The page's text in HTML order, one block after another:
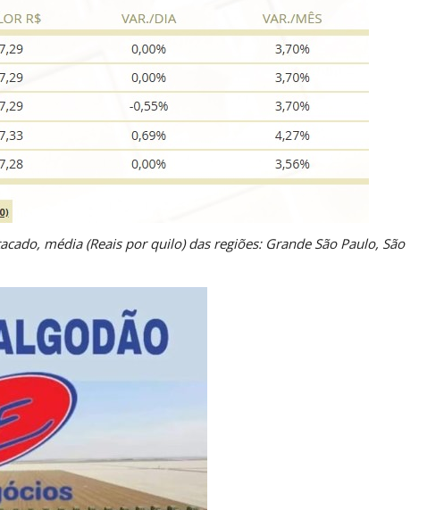
média (Reais por quilo) das regiões: Grande São Paulo, São